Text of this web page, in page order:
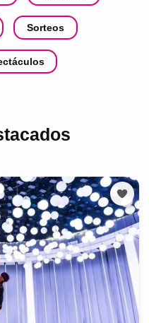
Sorteos